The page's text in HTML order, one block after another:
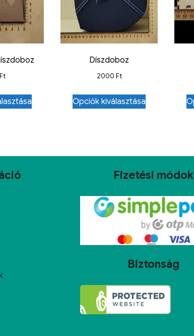
Ft
Díszdoboz
2000 Ft
Opciók kiválasztása
Fizetési módok
Biztonság